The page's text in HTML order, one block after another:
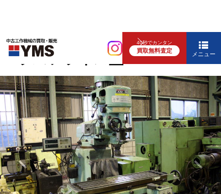
40秒でカンタン
買取無料査定 メニュー
汎用フライス盤
#2ラムフライス盤